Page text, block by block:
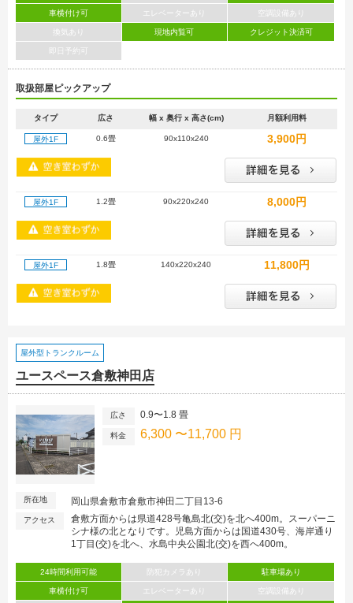
車横付け可 エレベーターあり 空調設備あり
換気あり 現地内覧可 クレジット決済可
即日予約可
取扱部屋ピックアップ
タイプ 広さ 幅 x 奥行 x 高さ(cm) 月額利用料
屋外1F 0.6畳 90x110x240 3,900円
屋外1F 1.2畳 90x220x240 8,000円
屋外1F 1.8畳 140x220x240 11,800円
屋外型トランクルーム
ユースペース倉敷神田店
広さ 0.9〜1.8 畳
料金 6,300 〜11,700 円
所在地 岡山県倉敷市倉敷市神田二丁目13-6
アクセス
倉敷方面からは県道428号亀島北(交)を北へ400m。スーパーニ
シナ様の北となりです。児島方面からは国道430号、海岸通り
1丁目(交)を北へ、水島中央公園北(交)を西へ400m。
24時間利用可能 防犯カメラあり 駐車場あり
車横付け可 エレベーターあり 空調設備あり